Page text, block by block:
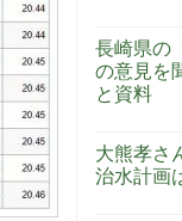
長崎県の
の意見を
と資料
大熊孝さ
治水計画